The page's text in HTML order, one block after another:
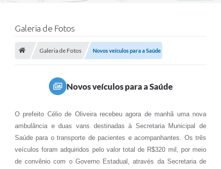
Galeria de Fotos
Galeria de Fotos Novos veículos para a Saúde
Novos veículos para a Saúde
O prefeito Célio de Oliveira recebeu agora de manhã uma nova
ambulância e duas vans destinadas à Secretaria Municipal de
Saúde para o transporte de pacientes e acompanhantes. Os três
veículos foram adquiridos pelo valor total de R$320 mil, por meio
de convênio com o Governo Estadual, através da Secretaria de